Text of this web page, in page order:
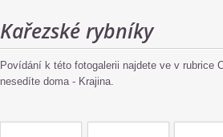
Kařezské rybníky
Povídání k této fotogalerii najdete ve v rubrice
nesedíte doma - Krajina.